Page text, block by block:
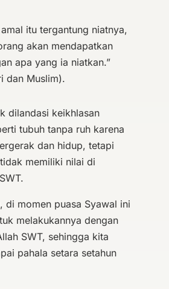
itu tergantung niatnya,
akan mendapatkan
apa yang ia niatkan.”
dan Muslim).
dilandasi keikhlasan
tubuh tanpa ruh karena
dan hidup, tetapi
memiliki nilai di
di momen puasa Syawal ini
melakukannya dengan
SWT, sehingga kita
pahala setara setahun